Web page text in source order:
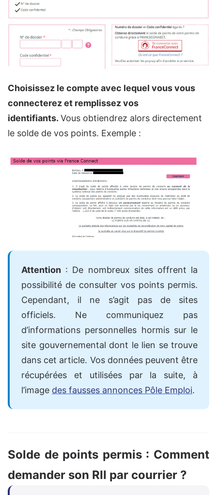
Choisissez le compte avec lequel vous vous
connecterez et remplissez vos
identifiants. Vous obtiendrez alors directement
le solde de vos points. Exemple :
Attention : De nombreux sites offrent la
possibilité de consulter vos points permis.
Cependant, il ne s’agit pas de sites
officiels. Ne communiquez pas
d’informations personnelles hormis sur le
site gouvernemental dont le lien se trouve
dans cet article. Vos données peuvent être
récupérées et utilisées par la suite, à
l’image des fausses annonces Pôle Emploi.
Solde de points permis : Comment
demander son RII par courrier ?